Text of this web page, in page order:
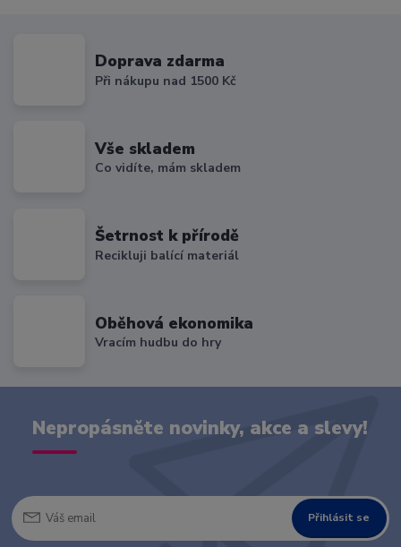
Doprava zdarma
Při nákupu nad 1500 Kč
Vše skladem
Co vidíte, mám skladem
Šetrnost k přírodě
Recikluji balící materiál
Oběhová ekonomika
Vracím hudbu do hry
Nepropásněte novinky, akce a slevy!
Přihlásit se